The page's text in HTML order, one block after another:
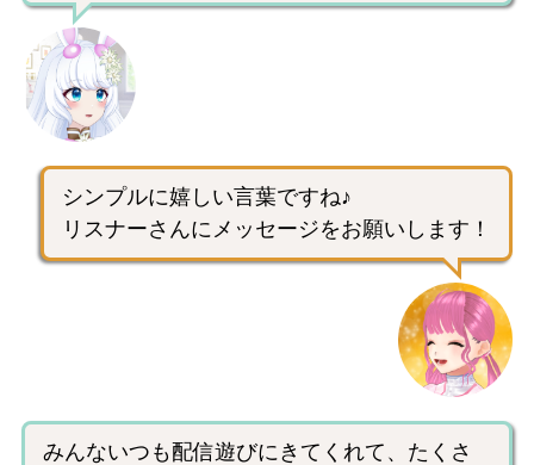
シンプルに嬉しい言葉ですね♪
リスナーさんにメッセージをお願いします！
みんないつも配信遊びにきてくれて、たくさ